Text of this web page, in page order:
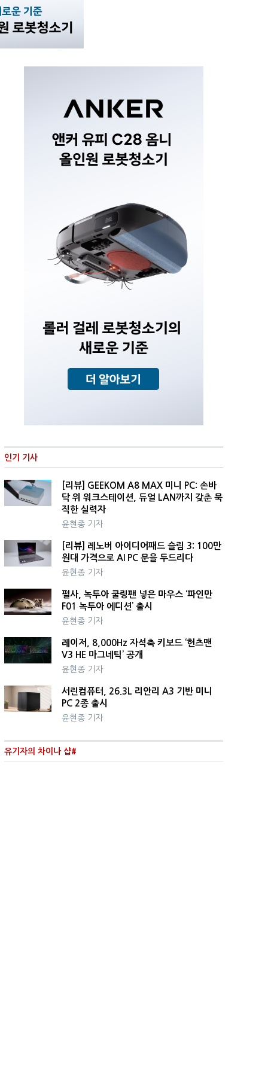
인기 기사
[리뷰] GEEKOM A8 MAX 미니 PC: 손바
닥 위 워크스테이션, 듀얼 LAN까지 갖춘 묵
직한 실력자
윤현종 기자
[리뷰] 레노버 아이디어패드 슬림 3: 100만
원대 가격으로 AI PC 문을 두드리다
윤현종 기자
펄사, 녹투아 쿨링팬 넣은 마우스 ‘파인만
F01 녹투아 에디션’ 출시
윤현종 기자
레이저, 8,000Hz 자석축 키보드 ‘헌츠맨
V3 HE 마그네틱’ 공개
윤현종 기자
서린컴퓨터, 26.3L 리안리 A3 기반 미니
PC 2종 출시
윤현종 기자
유기자의 차이나 샵#